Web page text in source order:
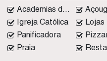
Academias de ginástica
Igreja Católica
Lojas
Panificadora
Praia